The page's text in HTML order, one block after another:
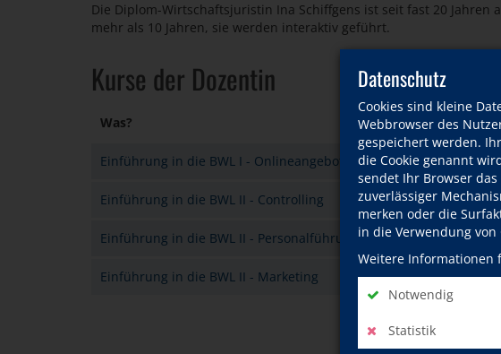
Datenschutz
Cookies sind kleine
Webbrowser des
gespeichert werden.
die Cookie genannt
sendet Ihr Browser das
zuverlässiger
merken oder die
in die Verwendung von
Weitere Informationen
Notwendig
Statistik
Die Diplom-Wirtschaftsjuristin Ina Schiffgens ist seit fast 20 Jahren
mehr als 10 Jahren, sie werden interaktiv geführt.
Kurse der Dozentin
Was?
Einführung in die BWL I - Onlineangebot
Einführung in die BWL II - Controlling
Einführung in die BWL II - Personalführung
Einführung in die BWL II - Marketing